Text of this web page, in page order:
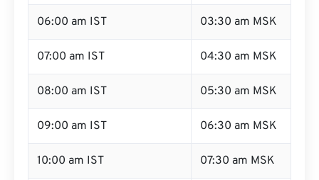
06:00 am IST 03:30 am MSK
07:00 am IST 04:30 am MSK
08:00 am IST 05:30 am MSK
09:00 am IST 06:30 am MSK
10:00 am IST 07:30 am MSK